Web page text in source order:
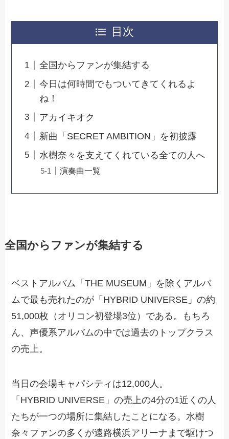
目次
全国からファンが集結する
今日は何時間でもついてきてくれるよ
ね！
アカイキオク
新曲「SECRET AMBITION」を初披露
水樹奈々を支えてくれている全ての人へ
演奏曲一覧
全国からファンが集結する
ベストアルバム「THE MUSEUM」を除くアルバ
ムで最も売れたのが「HYBRID UNIVERSE」の約
51,000枚（オリコン初登場3位）である。もちろ
ん、声優系アルバムの中では過去のトップクラス
の売上。
当日の会場キャパシティは12,000人。
「HYBRID UNIVERSE」の売上の4分の1近くの人
たちが一つの場所に集結したことになる。水樹
奈々ファンの多くが遠路横浜アリーナまで駆けつ